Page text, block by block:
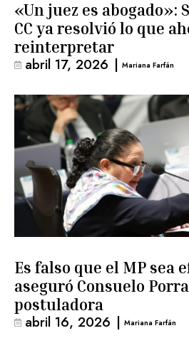
«Un juez es abogado»:
CC ya resolvió lo que
reinterpretar
abril 17, 2026 | Mariana Farfán
Es falso que el MP sea
aseguró Consuelo
postuladora
abril 16, 2026 | Mariana Farfán